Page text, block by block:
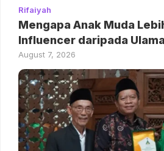
Rifaiyah
Mengapa Anak Muda
Influencer daripada
August 7, 2026